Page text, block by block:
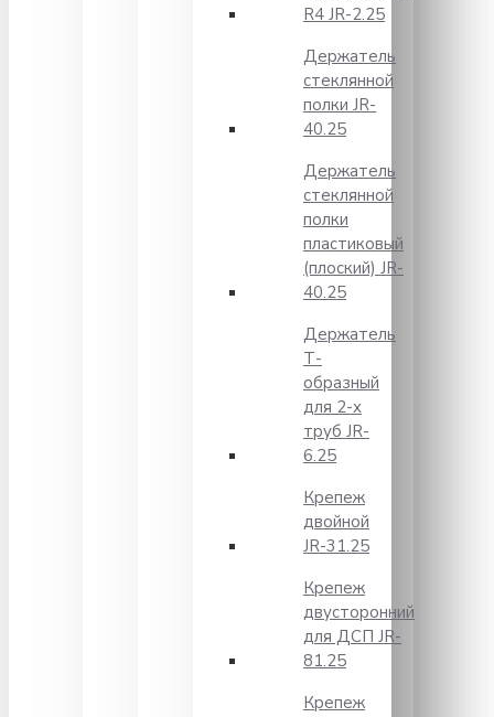
R4 JR-2.25
Держатель
стеклянной
полки JR-
40.25
Держатель
стеклянной
полки
пластиковый
(плоский) JR-
40.25
Держатель
Т-
образный
для 2-х
труб JR-
6.25
Крепеж
двойной
JR-31.25
Крепеж
двусторонний
для ДСП JR-
81.25
Крепеж